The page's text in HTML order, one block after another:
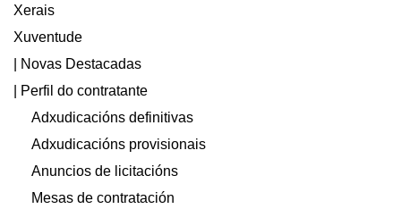
Xerais
Xuventude
| Novas Destacadas
| Perfil do contratante
Adxudicacións definitivas
Adxudicacións provisionais
Anuncios de licitacións
Mesas de contratación